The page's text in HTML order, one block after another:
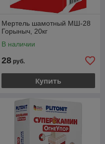
Мертель шамотный МШ-28
Горыныч, 20кг
В наличии
28 руб.
Купить